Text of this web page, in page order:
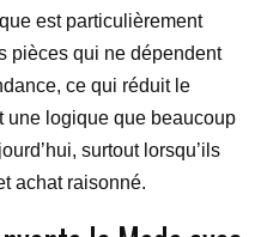
est particulièrement
pièces qui ne dépendent
ce qui réduit le
une logique que beaucoup
surtout lorsqu’ils
achat raisonné.